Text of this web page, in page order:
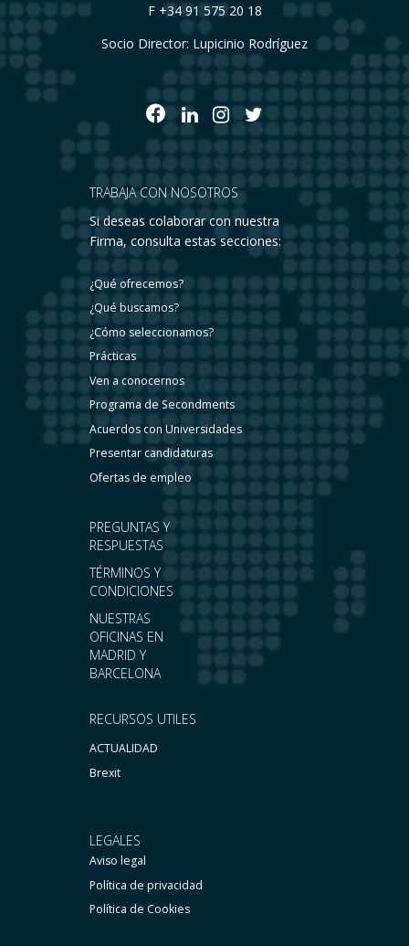
F +34 91 575 20 18
Socio Director: Lupicinio Rodríguez
RECURSOS UTILES
ACTUALIDAD
Brexit
PREGUNTAS Y
RESPUESTAS
TÉRMINOS Y
CONDICIONES
NUESTRAS
OFICINAS EN
MADRID Y
BARCELONA
TRABAJA CON NOSOTROS
Si deseas colaborar con nuestra
Firma, consulta estas secciones:
¿Qué ofrecemos?
¿Qué buscamos?
¿Cómo seleccionamos?
Prácticas
Ven a conocernos
Programa de Secondments
Acuerdos con Universidades
Presentar candidaturas
Ofertas de empleo
LEGALES
Aviso legal
Política de privacidad
Política de Cookies